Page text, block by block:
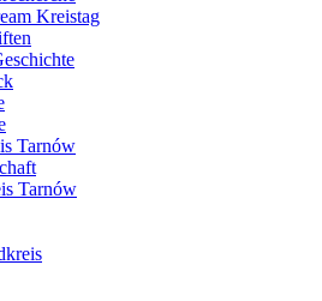
Kreistag
Tarnów
Tarnów